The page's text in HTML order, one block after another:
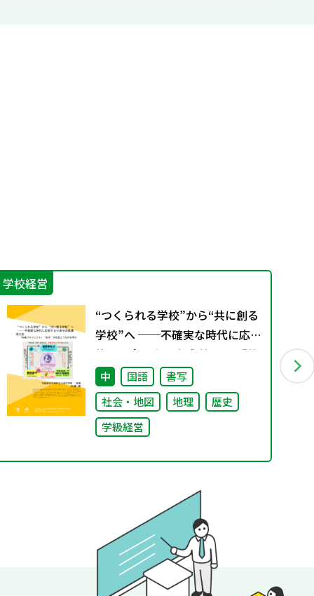
学校経営
“つくられる学校”から“共に創る
学校”へ ──不確実な時代に応
答する小津中の実践 第三回 「共
創プロジェクト」“好き”が社会
とつながる学び
中 国語
書写
社会・地図
地理
歴史
学級経営